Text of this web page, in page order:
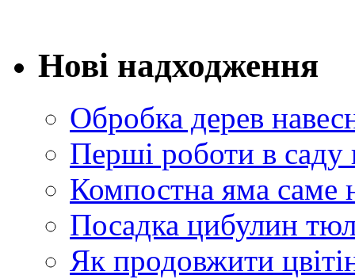
Нові надходження
Обробка дерев
Перші роботи в саду
Компостна яма саме
Посадка цибулин
Як продовжити